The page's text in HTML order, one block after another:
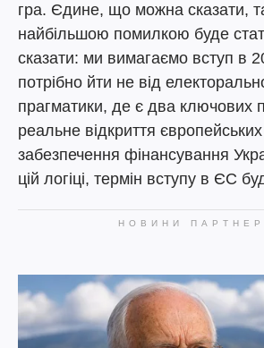
гра. Єдине, що можна сказати,
найбільшою помилкою буде
сказати: ми вимагаємо вступ в
потрібно йти не від
прагматики, де є два ключових
реальне відкриття європейських
забезпечення фінансування
цій логіці, термін вступу в ЄС